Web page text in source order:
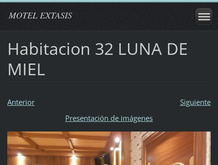
MOTEL EXTASIS
Habitacion 32 LUNA DE
MIEL
Anterior
Siguiente
Presentación de imágenes